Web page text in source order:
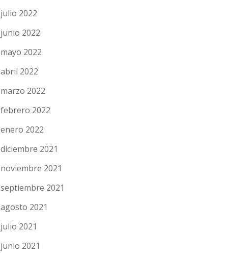
julio 2022
junio 2022
mayo 2022
abril 2022
marzo 2022
febrero 2022
enero 2022
diciembre 2021
noviembre 2021
septiembre 2021
agosto 2021
julio 2021
junio 2021